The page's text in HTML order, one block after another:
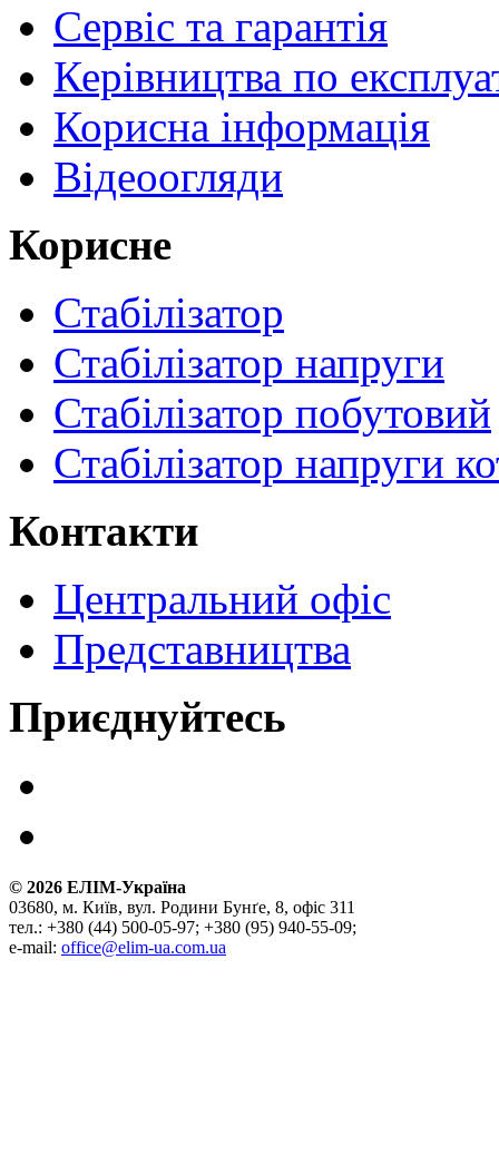
Сервіс та гарантія
Керівництва по
Корисна інформація
Відеоогляди
Корисне
Стабілізатор
Стабілізатор напруги
Стабілізатор побутовий
Стабілізатор напруги
Контакти
Центральний офіс
Представництва
Приєднуйтесь
© 2026 ЕЛІМ-Україна
03680, м. Київ, вул. Родини Бунґе, 8, офіс 311
тел.: +380 (44) 500-05-97; +380 (95) 940-55-09;
e-mail: office@elim-ua.com.ua